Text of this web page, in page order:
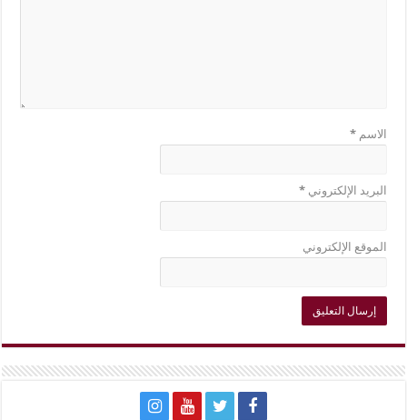
الاسم*
البريد الإلكتروني*
الموقع الإلكتروني